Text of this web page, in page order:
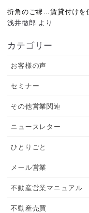
折角のご縁…賃貸付けを
浅井徹郎 より
カテゴリー
お客様の声
セミナー
その他営業関連
ニュースレター
ひとりごと
メール営業
不動産営業マニュアル
不動産売買